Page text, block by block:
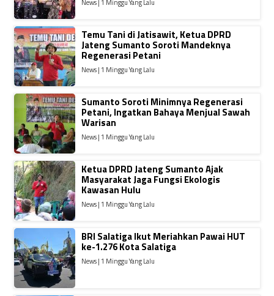
News | 1 Minggu Yang Lalu
Temu Tani di Jatisawit, Ketua DPRD
Jateng Sumanto Soroti Mandeknya
Regenerasi Petani
News | 1 Minggu Yang Lalu
Sumanto Soroti Minimnya Regenerasi
Petani, Ingatkan Bahaya Menjual Sawah
Warisan
News | 1 Minggu Yang Lalu
Ketua DPRD Jateng Sumanto Ajak
Masyarakat Jaga Fungsi Ekologis
Kawasan Hulu
News | 1 Minggu Yang Lalu
BRI Salatiga Ikut Meriahkan Pawai HUT
ke-1.276 Kota Salatiga
News | 1 Minggu Yang Lalu